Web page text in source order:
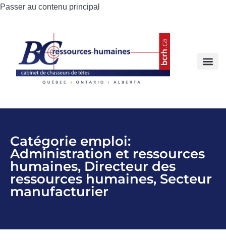
Passer au contenu principal
Catégorie emploi:
Administration et ressources
humaines, Directeur des
ressources humaines, Secteur
manufacturier